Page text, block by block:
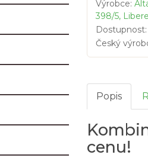
Výrobce:
398/5,
Český
Popis
cenu!